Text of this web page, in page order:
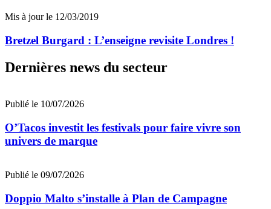
Mis à jour le 12/03/2019
Bretzel Burgard : L’enseigne revisite Londres !
Dernières news du secteur
Publié le 10/07/2026
O’Tacos investit les festivals pour faire vivre son
univers de marque
Publié le 09/07/2026
Doppio Malto s’installe à Plan de Campagne